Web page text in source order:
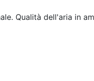
Qualità dell'aria in